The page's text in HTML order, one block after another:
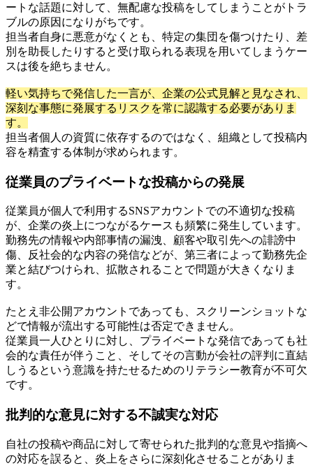
ートな話題に対して、無配慮な投稿をしてしまうことがトラ
ブルの原因になりがちです。
担当者自身に悪意がなくとも、特定の集団を傷つけたり、差
別を助長したりすると受け取られる表現を用いてしまうケー
スは後を絶ちません。
軽い気持ちで発信した一言が、企業の公式見解と見なされ、
深刻な事態に発展するリスクを常に認識する必要がありま
す。
担当者個人の資質に依存するのではなく、組織として投稿内
容を精査する体制が求められます。
従業員のプライベートな投稿からの発展
従業員が個人で利用するSNSアカウントでの不適切な投稿
が、企業の炎上につながるケースも頻繁に発生しています。
勤務先の情報や内部事情の漏洩、顧客や取引先への誹謗中
傷、反社会的な内容の発信などが、第三者によって勤務先企
業と結びつけられ、拡散されることで問題が大きくなりま
す。
たとえ非公開アカウントであっても、スクリーンショットな
どで情報が流出する可能性は否定できません。
従業員一人ひとりに対し、プライベートな発信であっても社
会的な責任が伴うこと、そしてその言動が会社の評判に直結
しうるという意識を持たせるためのリテラシー教育が不可欠
です。
批判的な意見に対する不誠実な対応
自社の投稿や商品に対して寄せられた批判的な意見や指摘へ
の対応を誤ると、炎上をさらに深刻化させることがありま